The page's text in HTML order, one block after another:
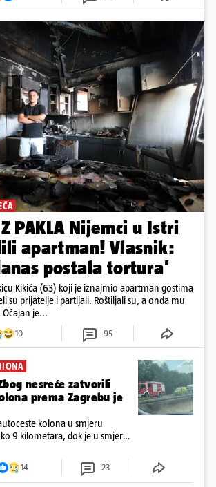
PAKLA Nijemci u Istri
apartman! Vlasnik:
postala tortura'
Kikića (63) koji je iznajmio apartman gostima
su prijatelje i partijali. Roštiljali su, a onda mu
je...
10 95
nesreće zatvorili
prema Zagrebu je
kolona u smjeru
9 kilometara, dok je u smjeru
14 23